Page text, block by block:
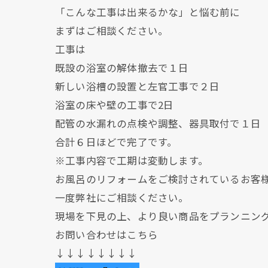
「こんな工事は出来るかな」と悩む前に
まずはご相談ください。
工事は
既設の浴室の解体撤去で１日
新しい浴槽の設置と左官工事で２日
浴室の床や壁の工事で2日
配管の水漏れの点検や調整、器具取付で１日
合計６日ほどで完了です。
※工事内容で工期は変動します。
お風呂のリフォームをご検討されているお客
一度弊社にご相談ください。
現場を下見の上、より良い商品をプランニン
お問い合わせはこちら
↓↓↓↓↓↓↓↓